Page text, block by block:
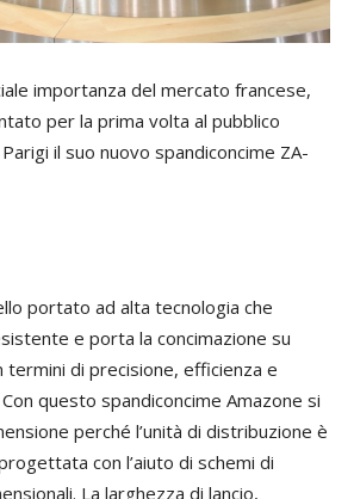
importanza del mercato francese,
per la prima volta al pubblico
il suo nuovo spandiconcime ZA-
portato ad alta tecnologia che
e porta la concimazione su
termini di precisione, efficienza e
questo spandiconcime Amazone si
perché l’unità di distribuzione è
con l’aiuto di schemi di
La larghezza di lancio,